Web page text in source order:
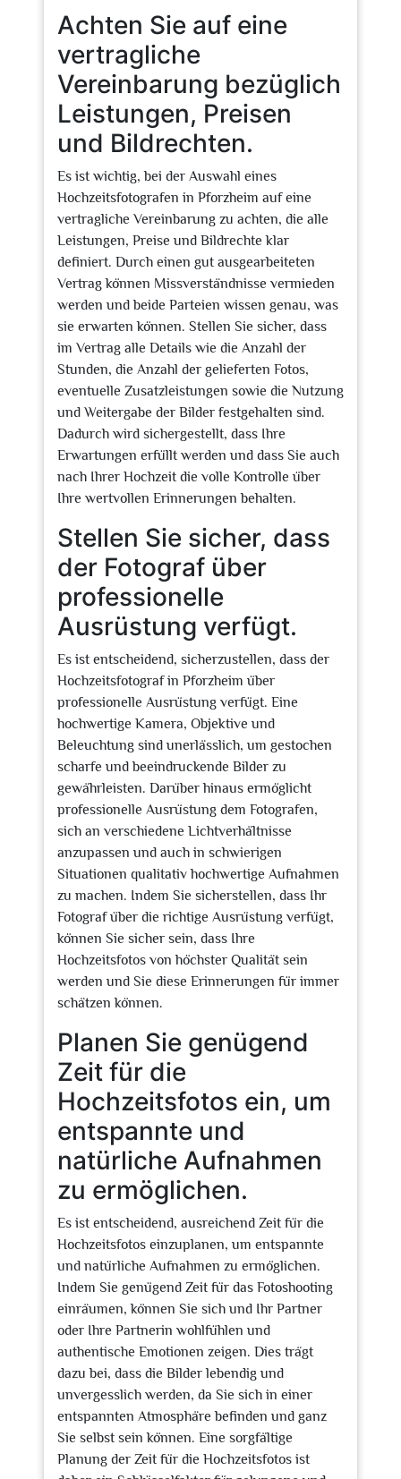
Achten Sie auf eine
vertragliche
Vereinbarung bezüglich
Leistungen, Preisen
und Bildrechten.
Es ist wichtig, bei der Auswahl eines
Hochzeitsfotografen in Pforzheim auf eine
vertragliche Vereinbarung zu achten, die alle
Leistungen, Preise und Bildrechte klar
definiert. Durch einen gut ausgearbeiteten
Vertrag können Missverständnisse vermieden
werden und beide Parteien wissen genau, was
sie erwarten können. Stellen Sie sicher, dass
im Vertrag alle Details wie die Anzahl der
Stunden, die Anzahl der gelieferten Fotos,
eventuelle Zusatzleistungen sowie die Nutzung
und Weitergabe der Bilder festgehalten sind.
Dadurch wird sichergestellt, dass Ihre
Erwartungen erfüllt werden und dass Sie auch
nach Ihrer Hochzeit die volle Kontrolle über
Ihre wertvollen Erinnerungen behalten.
Stellen Sie sicher, dass
der Fotograf über
professionelle
Ausrüstung verfügt.
Es ist entscheidend, sicherzustellen, dass der
Hochzeitsfotograf in Pforzheim über
professionelle Ausrüstung verfügt. Eine
hochwertige Kamera, Objektive und
Beleuchtung sind unerlässlich, um gestochen
scharfe und beeindruckende Bilder zu
gewährleisten. Darüber hinaus ermöglicht
professionelle Ausrüstung dem Fotografen,
sich an verschiedene Lichtverhältnisse
anzupassen und auch in schwierigen
Situationen qualitativ hochwertige Aufnahmen
zu machen. Indem Sie sicherstellen, dass Ihr
Fotograf über die richtige Ausrüstung verfügt,
können Sie sicher sein, dass Ihre
Hochzeitsfotos von höchster Qualität sein
werden und Sie diese Erinnerungen für immer
schätzen können.
Planen Sie genügend
Zeit für die
Hochzeitsfotos ein, um
entspannte und
natürliche Aufnahmen
zu ermöglichen.
Es ist entscheidend, ausreichend Zeit für die
Hochzeitsfotos einzuplanen, um entspannte
und natürliche Aufnahmen zu ermöglichen.
Indem Sie genügend Zeit für das Fotoshooting
einräumen, können Sie sich und Ihr Partner
oder Ihre Partnerin wohlfühlen und
authentische Emotionen zeigen. Dies trägt
dazu bei, dass die Bilder lebendig und
unvergesslich werden, da Sie sich in einer
entspannten Atmosphäre befinden und ganz
Sie selbst sein können. Eine sorgfältige
Planung der Zeit für die Hochzeitsfotos ist